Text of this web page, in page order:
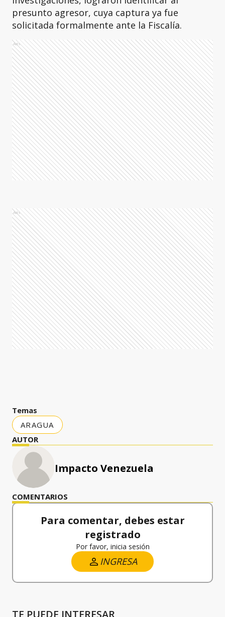
presunto agresor, cuya captura ya fue
solicitada formalmente ante la Fiscalía.
Ads
Ads
Temas
ARAGUA
AUTOR
Impacto Venezuela
COMENTARIOS
Para comentar, debes estar
registrado
Por favor, inicia sesión
INGRESA
TE PUEDE INTERESAR